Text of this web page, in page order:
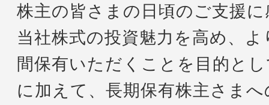
株主の皆さまの日頃のご支援
当社株式の投資魅力を高め、
間保有いただくことを目的と
に加えて、長期保有株主さま